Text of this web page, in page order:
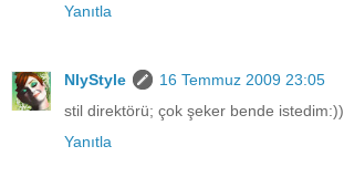
Yanıtla
NlyStyle
16 Temmuz 2009 23:05
stil direktörü; çok şeker bende istedim:))
Yanıtla